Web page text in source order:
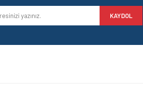
KAYDOL